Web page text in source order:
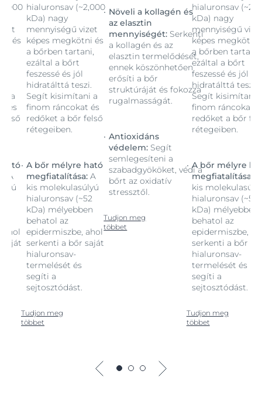
és
a
és
A
ahol
hialuronsav (~2,000
kDa) nagy
mennyiségű vizet
képes megkötni és
a bőrben tartani,
ezáltal a bőrt
feszessé és jól
hidratálttá teszi.
Segít kisimítani a
finom ráncokat és
redőket a bőr felső
rétegeiben.
A bőr mélyre ható
megfiatalítása:A
kis molekulasúlyú
hialuronsav (~52
kDa) mélyebben
behatol az
epidermiszbe, ahol
serkenti a bőr saját
hialuronsav-
termelését és
segíti a
sejtosztódást.
Tudjon meg
többet
Növeli a kollagén és
az elasztin
mennyiségét: Serkenti
a kollagén és az
elasztin termelődését,
ennek köszönhetően
erősíti a bőr
struktúráját és fokozza
rugalmasságát.
Antioxidáns
védelem: Segít
semlegesíteni a
szabadgyököket, védi a
bőrt az oxidatív
stressztől.
Tudjon meg
többet
hialuronsav
kDa) nagy
mennyiségű
képes megkötni
a bőrben tartani,
ezáltal a bőrt
feszessé és jól
hidratálttá teszi.
Segít kisimítani
finom ráncokat
redőket a bőr
rétegeiben.
A bőr mélyre
megfiatalítása:
kis
hialuronsav (~52
kDa) mélyebben
behatol az
epidermiszbe,
serkenti a bőr
hialuronsav-
termelését és
segíti a
sejtosztódást.
Tudjon meg
többet